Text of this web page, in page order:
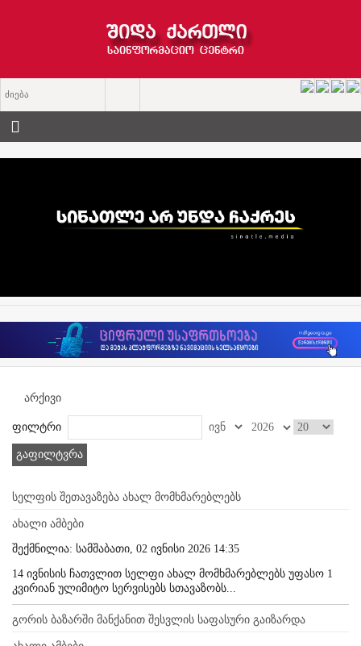
არქივი
ფილტრი
გაფილტვრა
სელფის შეთავაზება ახალ მომხმარებლებს
ახალი ამბები
შექმნილია: სამშაბათი, 02 ივნისი 2026 14:35
14 ივნისის ჩათვლით სელფი ახალ მომხმარებლებს უფასო 1
კვირიან ულიმიტო სერვისებს სთავაზობს...
გორის ბაზარში მანქანით შესვლის საფასური გაიზარდა